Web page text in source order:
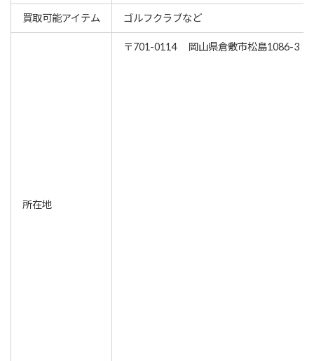
買取可能アイテム ゴルフクラブなど
所在地
〒701-0114 岡山県倉敷市松島1086-3